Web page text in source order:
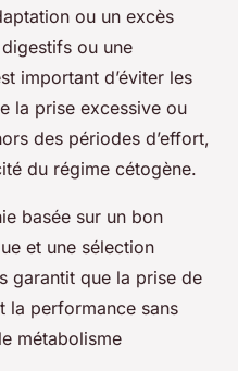
ou un excès
ou une
important d’éviter les
la prise excessive ou
des périodes d’effort,
du régime cétogène.
basée sur un bon
et une sélection
garantit que la prise de
la performance sans
métabolisme